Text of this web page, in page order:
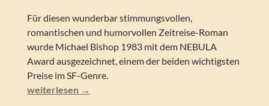
Für diesen wunderbar stimmungsvollen,
romantischen und humorvollen Zeitreise-Roman
wurde Michael Bishop 1983 mit dem NEBULA
Award ausgezeichnet, einem der beiden wichtigsten
Preise im SF-Genre.
Michael Bishop – Nur die Zeit zum Feind. Zeitreise-
weiterlesen →